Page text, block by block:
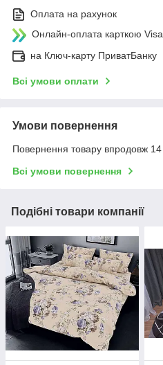
Оплата на рахунок
Онлайн-оплата карткою
на Ключ-карту ПриватБанку
Всі умови оплати
Умови повернення
Повернення товару впродовж 14
Всі умови повернення
Подібні товари компанії